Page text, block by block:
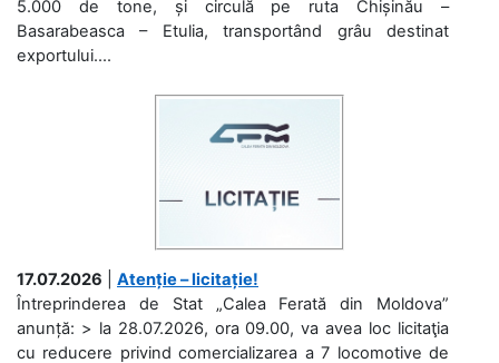
5.000 de tone, și circulă pe ruta Chișinău –
Basarabeasca – Etulia, transportând grâu destinat
exportului....
17.07.2026
Atenție – licitație!
Întreprinderea de Stat „Calea Ferată din Moldova”
anunță: > la 28.07.2026, ora 09.00, va avea loc licitaţia
cu reducere privind comercializarea a 7 locomotive de